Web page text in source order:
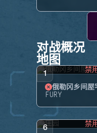
对战概况
地图
1 禁
俄勒冈乡间屋
FURY
6 禁